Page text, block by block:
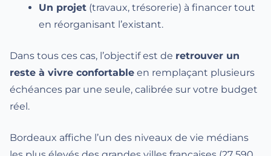
Un projet (travaux, trésorerie) à financer tout
en réorganisant l’existant.
Dans tous ces cas, l’objectif est de retrouver un
reste à vivre confortable en remplaçant plusieurs
échéances par une seule, calibrée sur votre budget
réel.
Bordeaux affiche l’un des niveaux de vie médians